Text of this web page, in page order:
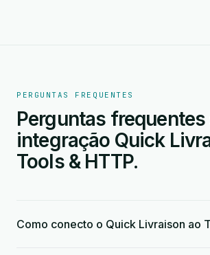
PERGUNTAS FREQUENTES
Perguntas frequentes
integração Quick
Tools & HTTP.
Como conecto o Quick Livraison ao